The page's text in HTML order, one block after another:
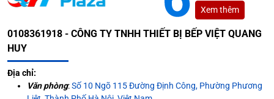
Xem thêm
0108361918 - CÔNG TY TNHH THIẾT BỊ BẾP VIỆT QUANG
HUY
Địa chỉ:
Văn phòng:Số 10 Ngõ 115 Đường Định Công, Phường Phương